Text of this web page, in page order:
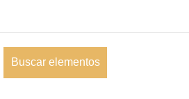
Buscar elementos